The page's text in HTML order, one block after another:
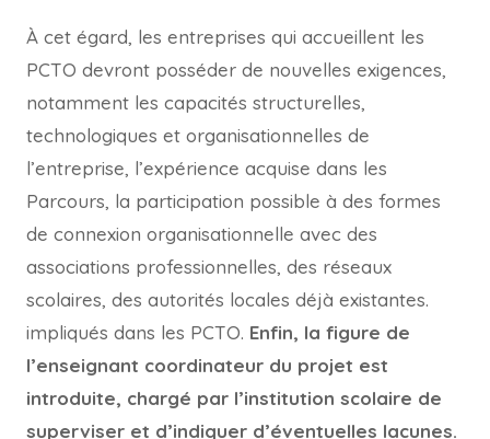
À cet égard, les entreprises qui accueillent les
PCTO devront posséder de nouvelles exigences,
notamment les capacités structurelles,
technologiques et organisationnelles de
l’entreprise, l’expérience acquise dans les
Parcours, la participation possible à des formes
de connexion organisationnelle avec des
associations professionnelles, des réseaux
scolaires, des autorités locales déjà existantes.
impliqués dans les PCTO. Enfin, la figure de
l’enseignant coordinateur du projet est
introduite, chargé par l’institution scolaire de
superviser et d’indiquer d’éventuelles lacunes.